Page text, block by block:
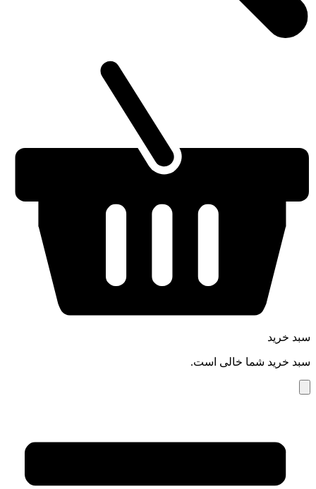
سبد خرید
سبد خرید شما خالی است.